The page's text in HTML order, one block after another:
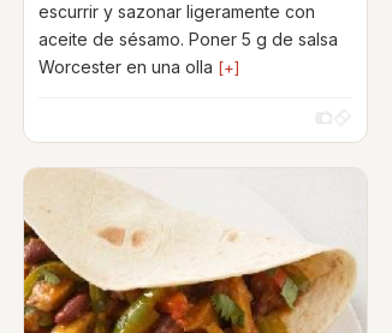
escurrir y sazonar ligeramente con
aceite de sésamo. Poner 5 g de salsa
Worcester en una olla [+]